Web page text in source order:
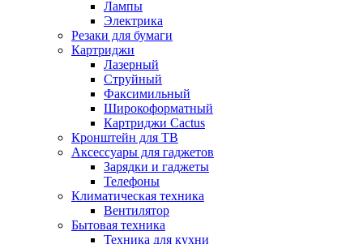
Лампы
Электрика
Резаки для бумаги
Картриджи
Лазерный
Струйный
Факсимильный
Широкоформатный
Картриджи Cactus
Кронштейн для ТВ
Аксессуары для гаджетов
Зарядки и гаджеты
Телефоны
Климатическая техника
Вентилятор
Бытовая техника
Техника для кухни